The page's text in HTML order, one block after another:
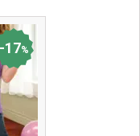
17%